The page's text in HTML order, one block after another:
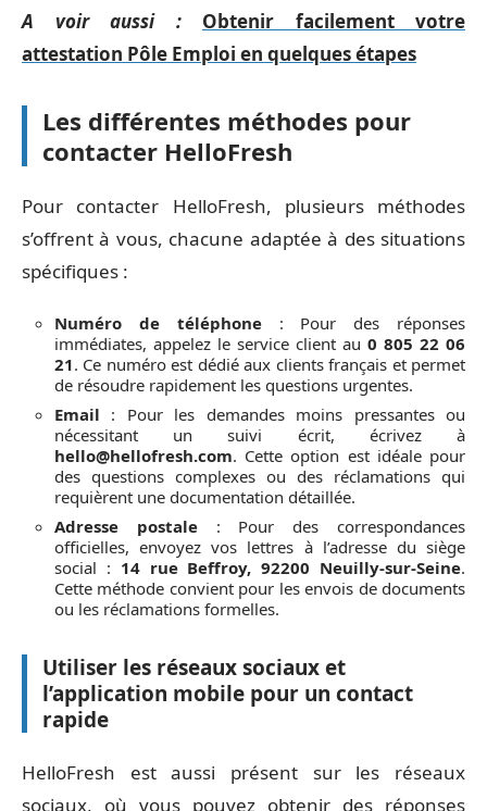
A voir aussi :
Obtenir facilement votre
attestation Pôle Emploi en quelques étapes
Les différentes méthodes pour
contacter HelloFresh
Pour contacter HelloFresh, plusieurs méthodes
s’offrent à vous, chacune adaptée à des situations
spécifiques :
Numéro de téléphone: Pour des réponses
immédiates, appelez le service client au 0 805 22 06
21. Ce numéro est dédié aux clients français et permet
de résoudre rapidement les questions urgentes.
Email : Pour les demandes moins pressantes ou
nécessitant un suivi écrit, écrivez à
hello@hellofresh.com. Cette option est idéale pour
des questions complexes ou des réclamations qui
requièrent une documentation détaillée.
Adresse postale: Pour des correspondances
officielles, envoyez vos lettres à l’adresse du siège
social : 14 rue Beffroy, 92200 Neuilly-sur-Seine.
Cette méthode convient pour les envois de documents
ou les réclamations formelles.
Utiliser les réseaux sociaux et
l’application mobile pour un contact
rapide
HelloFresh est aussi présent sur les réseaux
sociaux, où vous pouvez obtenir des réponses